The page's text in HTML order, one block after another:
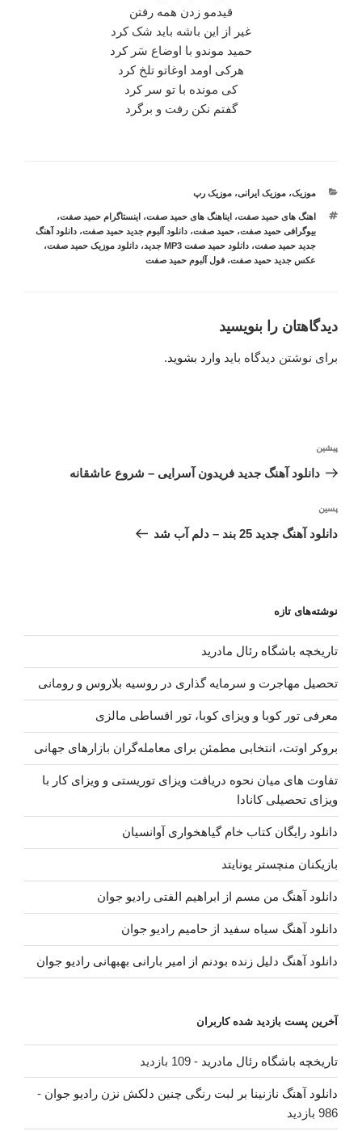
قیدمو زدن همه رفتن
غیر از این باشه باید شک کرد
حمید موندو با اوضاع سَر کرد
هرکی اومد اوغاتو تلخ کرد
کی مونده با تو سر کرد
گفتم نکن رفت و برگرد
دسته‌ها
موزیک،موزیک ایرانی،موزیک رپ
برچسب‌ها
اهنگ های حمید صفت، ایناهنگ های حمید صفت، اینستاگرام حمید صفت،
بیوگرافی حمید صفت،حمید صفت،دانلود آلبوم جدید حمید صفت،دانلود آهنگ
جدید حمید صفت،دانلود حمید صفت MP3 جدید ،دانلود موزیک حمید صفت،
عکس جدید حمید صفت،فول آلبوم حمید صفت
دیدگاهتان را بنویسید
برای نوشتن دیدگاه باید وارد بشوید.
نوشته
قبلی
پیشین
دانلود آهنگ جدید فریدون آسرایی – شروع عاشقانه
نوشته‌ٔ
بعدی
پسین
دانلود آهنگ جدید 25 بند – دلم آب شد
نوشته‌های تازه
تاریخچه باشگاه رئال مادرید
تحصیل مهاجرت و سرمایه گذاری در روسیه بلاروس و رومانی
معرفی تور کوبا و ویزای کوبا، تور اقساطی مالزی
بروکر اوتت، انتخابی مطمئن برای معامله‌گران بازارهای جهانی
تفاوت های میان نحوه دریافت ویزای توریستی و ویزای کار با
ویزای تحصیلی کانادا
دانلود رایگان کتاب خام گیاهخواری آوانسیان
بازیکنان منچستر یونایتد
دانلود آهنگ من مسم از ابراهیم الفتی رادیو جوان
دانلود آهنگ سیاه سفید از حامیم رادیو جوان
دانلود آهنگ دلیل زنده بودنم از امیر بارانی بهبهانی رادیو جوان
آخرین پست بازدید شده کاربران
تاریخچه باشگاه رئال مادرید - 109 بازدید
دانلود آهنگ نازنینا بر لبت رنگی چنین دلکش نزن رادیو جوان -
986 بازدید